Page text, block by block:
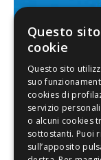
FACEBOOK
Questo
cookie